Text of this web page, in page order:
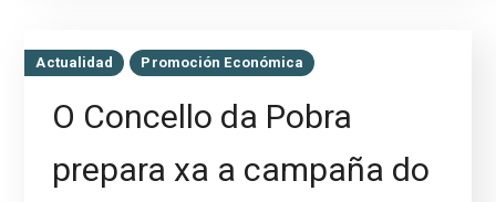
Actualidad Promoción Económica
O Concello da Pobra
prepara xa a campaña do